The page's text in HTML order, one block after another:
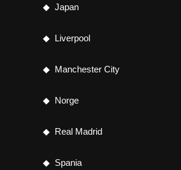
Japan
Liverpool
Manchester City
Norge
Real Madrid
Spania